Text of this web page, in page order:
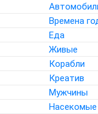
Времена
Еда
Живые
Корабли
Креатив
Мужчины
Насекомые